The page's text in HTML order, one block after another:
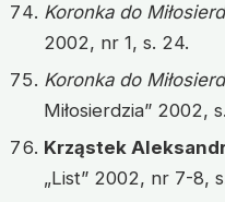
Koronka do
2002, nr 1, s. 24.
Koronka do
Miłosierdzia” 2002,
Krząstek
„List” 2002, nr 7-8,